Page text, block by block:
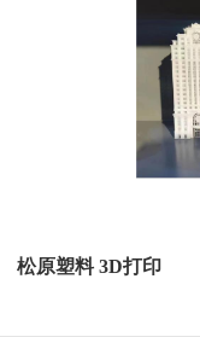
松原塑料 3D打印